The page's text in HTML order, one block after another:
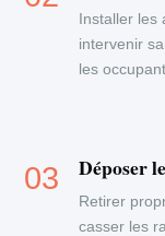
Installer les
intervenir
les
Déposer
Retirer
casser les